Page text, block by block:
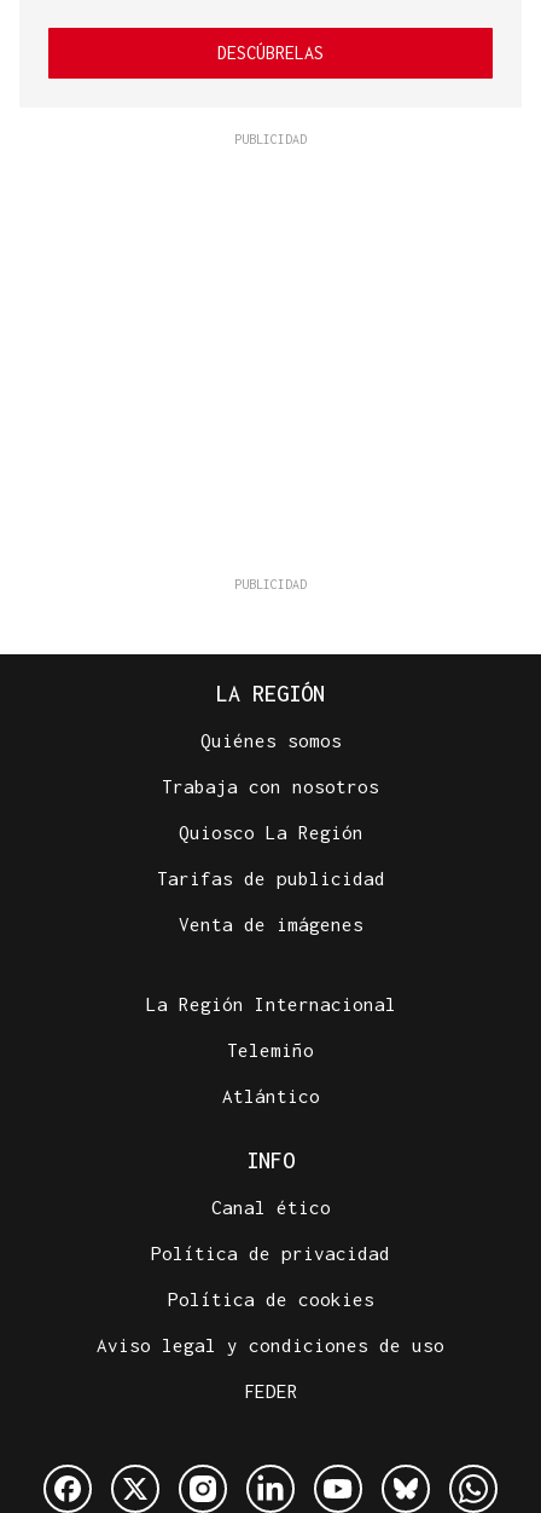
DESCÚBRELAS
LA REGIÓN
Quiénes somos
Trabaja con nosotros
Quiosco La Región
Tarifas de publicidad
Venta de imágenes
La Región Internacional
Telemiño
Atlántico
INFO
Canal ético
Política de privacidad
Política de cookies
Aviso legal y condiciones de uso
FEDER